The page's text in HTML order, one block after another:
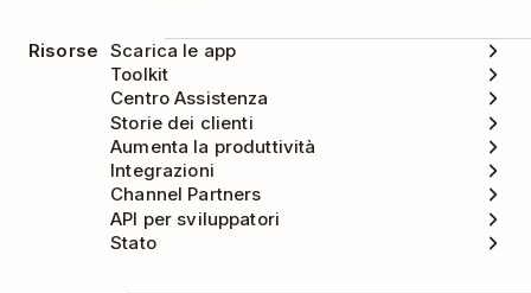
Risorse Scarica le app
Toolkit
Centro Assistenza
Storie dei clienti
Aumenta la produttività
Integrazioni
Channel Partners
API per sviluppatori
Stato